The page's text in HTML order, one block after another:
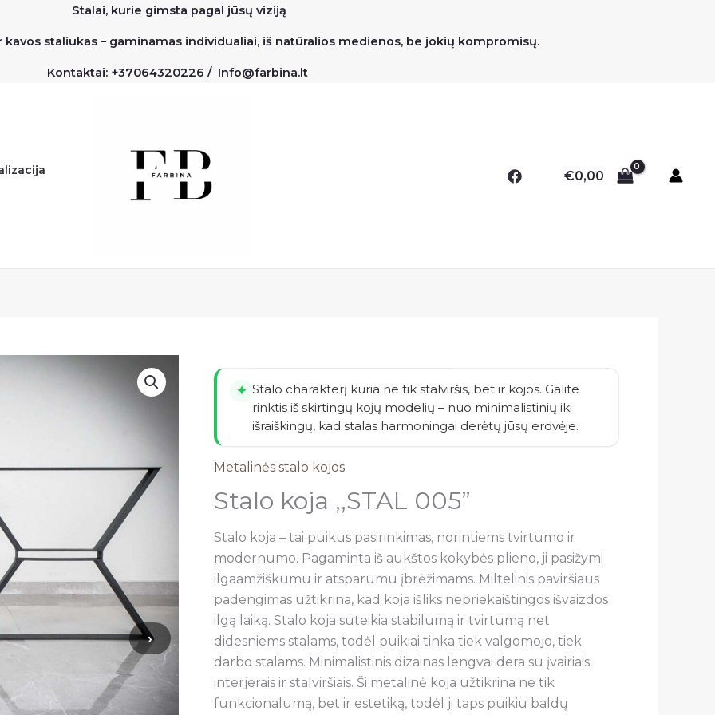
Stalai, kurie gimsta pagal jūsų viziją
staliukas – gaminamas individualiai, iš natūralios medienos, be jokių kompromisų.
Kontaktai: +37064320226 / Info@farbina.lt
€0,00
›
✦ Stalo charakterį kuria ne tik stalviršis, bet ir kojos. Galite
rinktis iš skirtingų kojų modelių – nuo minimalistinių iki
išraiškingų, kad stalas harmoningai derėtų jūsų erdvėje.
Metalinės stalo kojos
Stalo koja ,,STAL 005”
Stalo koja – tai puikus pasirinkimas, norintiems tvirtumo ir
modernumo. Pagaminta iš aukštos kokybės plieno, ji pasižymi
ilgaamžiškumu ir atsparumu įbrėžimams. Miltelinis paviršiaus
padengimas užtikrina, kad koja išliks nepriekaištingos išvaizdos
ilgą laiką. Stalo koja suteikia stabilumą ir tvirtumą net
didesniems stalams, todėl puikiai tinka tiek valgomojo, tiek
darbo stalams. Minimalistinis dizainas lengvai dera su įvairiais
interjerais ir stalviršiais. Ši metalinė koja užtikrina ne tik
funkcionalumą, bet ir estetiką, todėl ji taps puikiu baldų